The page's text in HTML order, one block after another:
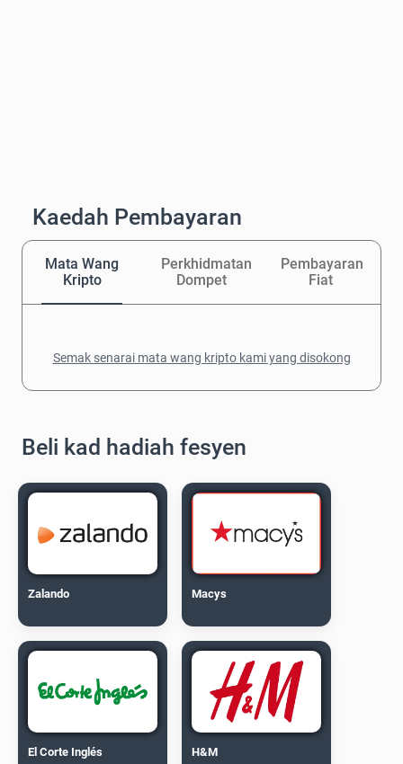
Kaedah Pembayaran
Mata Wang
Kripto
Perkhidmatan
Dompet
Pembayaran
Fiat
Semak senarai mata wang kripto kami yang disokong
Beli kad hadiah fesyen
Zalando Macys
El Corte Inglés H&M